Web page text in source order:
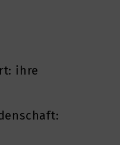
ihre